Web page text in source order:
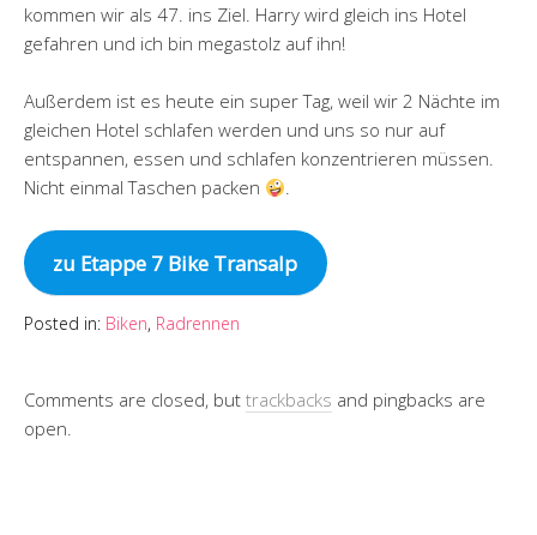
kommen wir als 47. ins Ziel. Harry wird gleich ins Hotel
gefahren und ich bin megastolz auf ihn!
Außerdem ist es heute ein super Tag, weil wir 2 Nächte im
gleichen Hotel schlafen werden und uns so nur auf
entspannen, essen und schlafen konzentrieren müssen.
Nicht einmal Taschen packen
.
zu Etappe 7 Bike Transalp
Posted in: Biken, Radrennen
Comments are closed, but trackbacks and pingbacks are
open.